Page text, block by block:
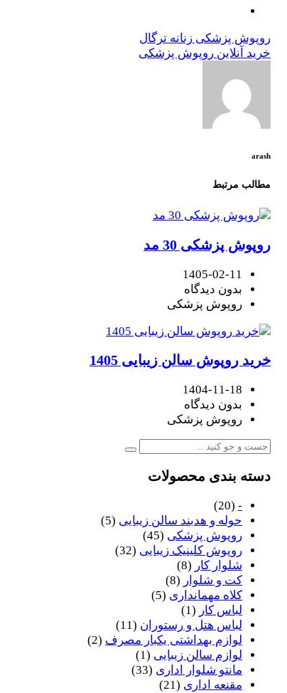
روپوش پزشکی زنانه ترگال
خرید آنلاین روپوش پزشکی
arash
مطالب مرتبط
روپوش پزشکی 30 مد
1405-02-11
بدون دیدگاه
روپوش پزشکی
خرید روپوش سالن زیبایی 1405
1404-11-18
بدون دیدگاه
روپوش پزشکی
دسته بندی محصولات
-
(20)
حوله و هدبند سالن زیبایی (5)
روپوش پزشکی (45)
روپوش کلینیک زیبایی (32)
شلوار کار (8)
کت و شلوار (8)
کلاه مهمانداری (5)
لباس کار (1)
لباس هتل و رستوران (11)
لوازم بهداشتی یکبار مصرف (2)
لوازم سالن زیبایی (1)
مانتو شلوار اداری (33)
مقنعه اداری (21)